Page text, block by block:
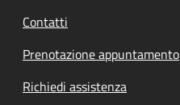
Contatti
Prenotazione appuntamento
Richiedi assistenza